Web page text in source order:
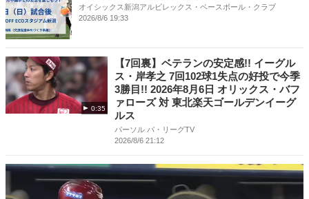
オイシックス新潟アルビレックス・ベースボール・クラブ
2026/8/6 19:33
0:35
【7回裏】ベテランの安定感!! イーグル
ス・岸孝之 7回102球1失点の好投で今季
3勝目!! 2026年8月6日 オリックス・バフ
ァローズ 対 東北楽天ゴールデンイーグ
ルス
パーソル パ・リーグTV
2026/8/6 21:12